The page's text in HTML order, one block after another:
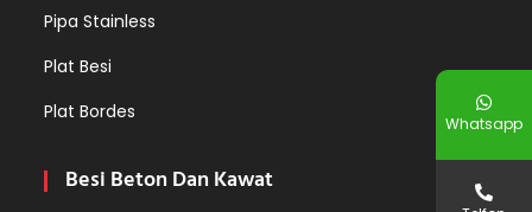
Pipa Stainless
Plat Besi
Plat Bordes
Besi Beton Dan Kawat
Whatsapp